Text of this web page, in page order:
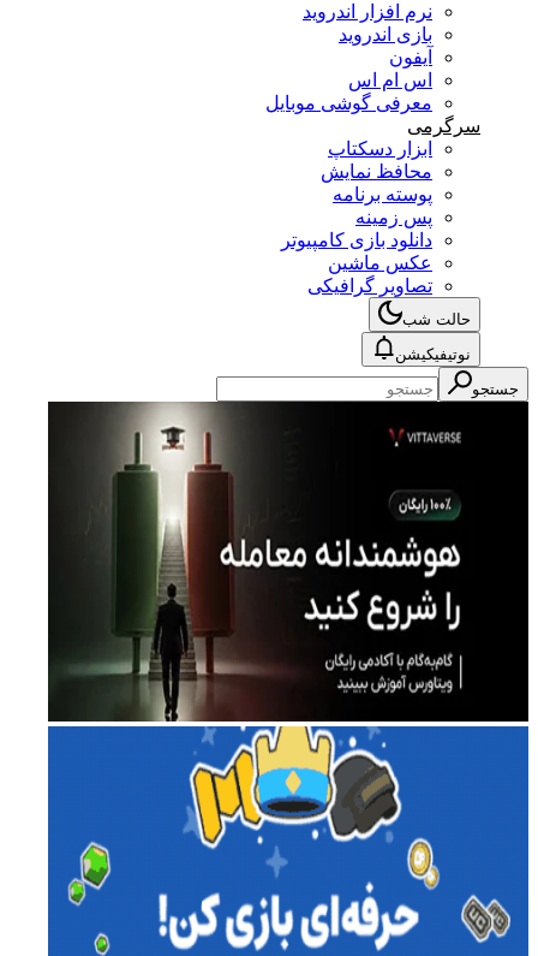
نرم افزار اندروید
بازی اندروید
اس ام اس
معرفی گوشی موبایل
ابزار دسکتاپ
محافظ نمایش
پوسته برنامه
پس زمینه
دانلود بازی کامپیوتر
عکس ماشین
تصاویر گرافیکی